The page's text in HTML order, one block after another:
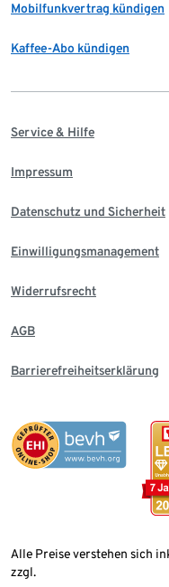
Mobilfunkvertrag kündigen
Kaffee-Abo kündigen
Service & Hilfe
Impressum
Datenschutz und Sicherheit
Einwilligungsmanagement
Widerrufsrecht
AGB
Barrierefreiheitserklärung
Alle Preise verstehen sich
zzgl.